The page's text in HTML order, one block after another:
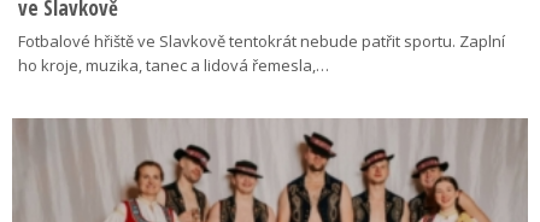
ve Slavkově
Fotbalové hřiště ve Slavkově tentokrát nebude patřit sportu. Zaplní
ho kroje, muzika, tanec a lidová řemesla,…